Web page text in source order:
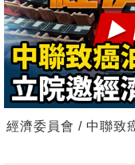
經濟委員會 / 中聯致